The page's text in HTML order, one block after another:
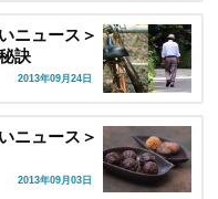
ニュース＞
訣
2013年09月24日
ニュース＞
2013年09月03日